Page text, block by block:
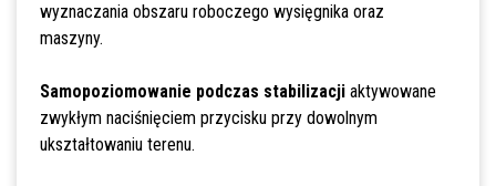
wyznaczania obszaru roboczego wysięgnika oraz
maszyny.
Samopoziomowanie podczas stabilizacjiaktywowane
zwykłym naciśnięciem przycisku przy dowolnym
ukształtowaniu terenu.